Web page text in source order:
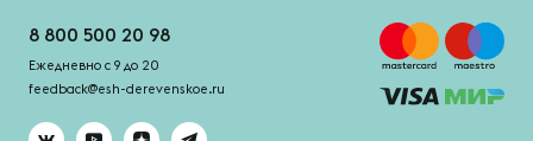
8 800 500 20 98
Ежедневно с 9 до 20
feedback@esh-derevenskoe.ru